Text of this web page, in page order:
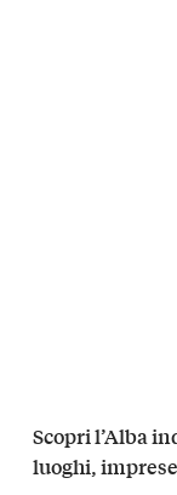
Scopri l’Alba
luoghi,